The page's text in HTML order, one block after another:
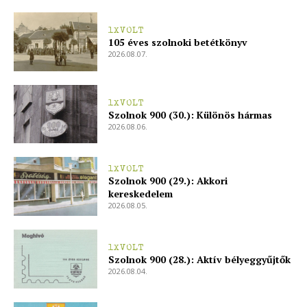
Hasznos
bSZ fiók
Előfizetés
1XVOLT
105 éves szolnoki betétkönyv
2026.08.07.
1XVOLT
Szolnok 900 (30.): Különös hármas
2026.08.06.
1XVOLT
Szolnok 900 (29.): Akkori
kereskedelem
2026.08.05.
1XVOLT
Szolnok 900 (28.): Aktív bélyeggyűjtők
2026.08.04.